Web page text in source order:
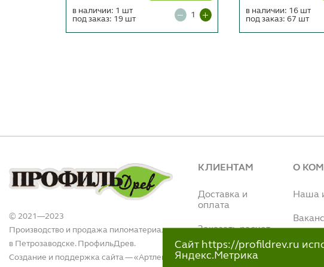
в наличии: 1 шт
под заказ: 19 шт
в наличии: 16 шт
под заказ: 67 шт
© 2021—2023
Производство и продажа пиломатериалов
в Петрозаводске. ПрофильДрев.
Создание и поддержка сайта — «Артлекс
КЛИЕНТАМ
Доставка и
оплата
Заказать расчет
Интернет магазин
(Вытегорское ш.,
О
Наша
Наше
Сайт https://profildrev.ru
Яндекс.Метрика